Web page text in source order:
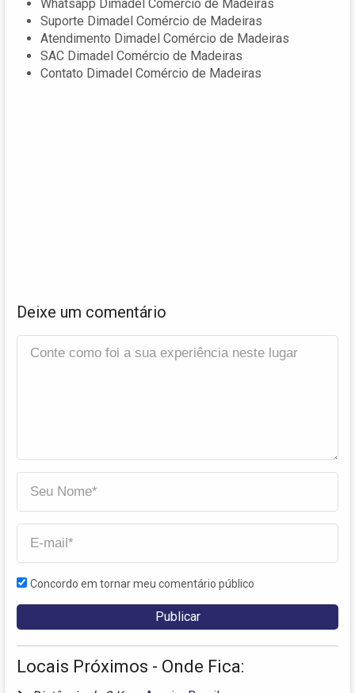
Whatsapp Dimadel Comércio de Madeiras
Suporte Dimadel Comércio de Madeiras
Atendimento Dimadel Comércio de Madeiras
SAC Dimadel Comércio de Madeiras
Contato Dimadel Comércio de Madeiras
Deixe um comentário
Concordo em tornar meu comentário público
Locais Próximos - Onde Fica: